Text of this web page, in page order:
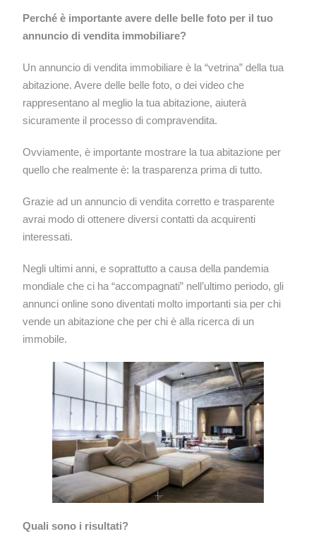
Perché è importante avere delle belle foto per il tuo
annuncio di vendita immobiliare?
Un annuncio di vendita immobiliare è la “vetrina” della tua
abitazione. Avere delle belle foto, o dei video che
rappresentano al meglio la tua abitazione, aiuterà
sicuramente il processo di compravendita.
Ovviamente, è importante mostrare la tua abitazione per
quello che realmente è: la trasparenza prima di tutto.
Grazie ad un annuncio di vendita corretto e trasparente
avrai modo di ottenere diversi contatti da acquirenti
interessati.
Negli ultimi anni, e soprattutto a causa della pandemia
mondiale che ci ha “accompagnati” nell’ultimo periodo, gli
annunci online sono diventati molto importanti sia per chi
vende un abitazione che per chi è alla ricerca di un
immobile.
Quali sono i risultati?